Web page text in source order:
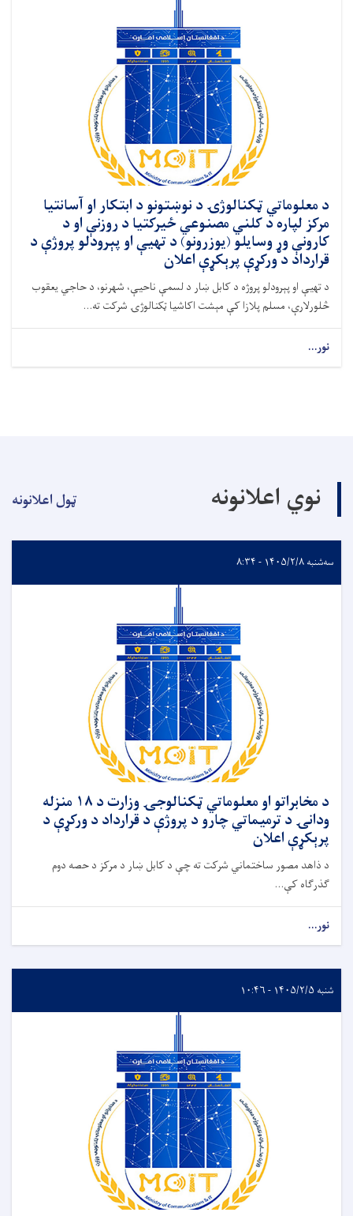
د معلوماتي ټکنالوژۍ د نوښتونو د ابتکار او آسانتیا
مرکز لپاره د کلني مصنوعي ځیرکتیا د روزنې او د
کارونې وړ وسایلو (یوزرونو) د تهيې او پېرودلو پروژې د
قرارداد د ورکړې پرېکړې اعلان
د تهيې او پېرودلو پروژه د کابل ښار د لسمې ناحیې، شهرنو، د حاجي یعقوب
څلورلارې، مسلم پلازا کې مېشت اکاشیا ټکنالوژۍ شرکت ته...
نور...
نوي اعلانونه ټول اعلانونه
سه‌شنبه ۱۴۰۵/۲/۸ - ۸:۳۴
د مخابراتو او معلوماتي ټکنالوجۍ وزارت د ۱۸ منزله
ودانۍ د ترمیماتي چارو د پروژې د قرارداد د ورکړې د
پرېکړې اعلان
د ذاهد مصور ساختماني شرکت ته چې د کابل ښار د مرکز د حصه دوم
ګذرګاه کې...
نور...
شنبه ۱۴۰۵/۲/۵ - ۱۰:۴۶